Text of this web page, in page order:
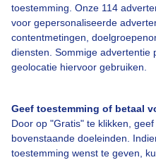
toestemming. Onze 114
voor gepersonaliseerde
contentmetingen,
diensten. Sommige advertentie
geolocatie hiervoor gebruiken.
Geef toestemming of betaal
Door op "Gratis" te klikken,
bovenstaande doeleinden.
toestemming wenst te geven,
Bedrijfsgegevens
Veelgestelde vragen